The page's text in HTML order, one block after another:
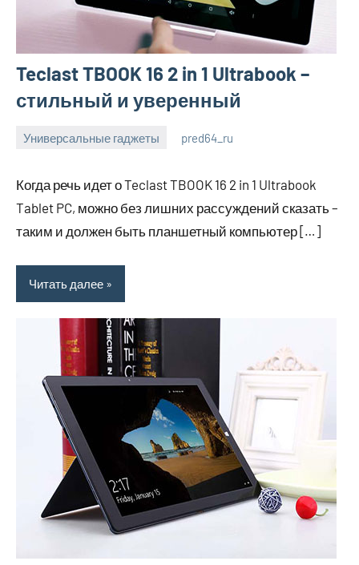
Teclast TBOOK 16 2 in 1 Ultrabook –
стильный и уверенный
Универсальные гаджеты
2023
pred64_ru
Когда речь идет о Teclast TBOOK 16 2 in 1 Ultrabook
Tablet PC, можно без лишних рассуждений сказать –
таким и должен быть планшетный компьютер […]
Читать далее